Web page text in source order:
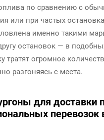
по сравнению с
или при частых
именно такими
остановок — в
тратят огромное
разгоняясь с места.
для доставки
перевозок